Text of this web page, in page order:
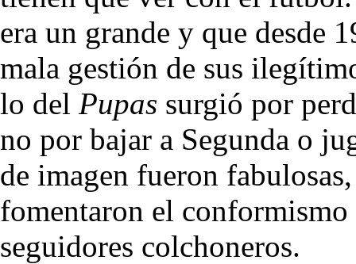
era un grande y que desde
mala gestión de sus
lo del Pupas surgió por
no por bajar a Segunda o
de imagen fueron
fomentaron el
seguidores colchoneros.